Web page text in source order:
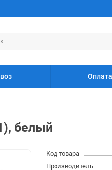
Оплата
белый
Код товара
Производитель